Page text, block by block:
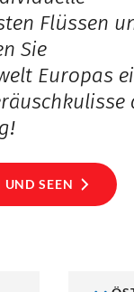
Flüssen
Sie
Europas
SEEN